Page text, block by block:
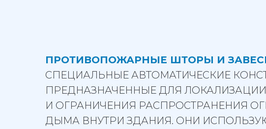
ПРОТИВОПОЖАРНЫЕ ШТОРЫ И
СПЕЦИАЛЬНЫЕ АВТОМАТИЧЕСКИЕ
ПРЕДНАЗНАЧЕННЫЕ ДЛЯ
И ОГРАНИЧЕНИЯ РАСПРОСТРАНЕНИЯ
ДЫМА ВНУТРИ ЗДАНИЯ. ОНИ